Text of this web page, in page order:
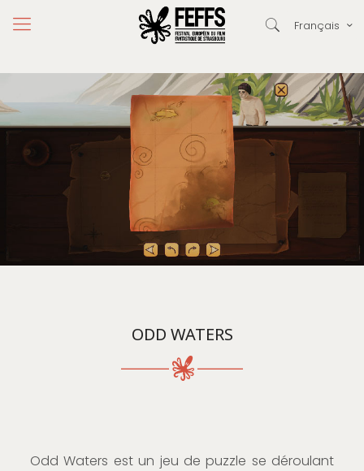
Français
ODD WATERS
Odd Waters est un jeu de puzzle se déroulant